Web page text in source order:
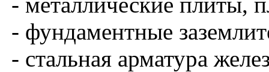
- фундаментные
- стальная арматура